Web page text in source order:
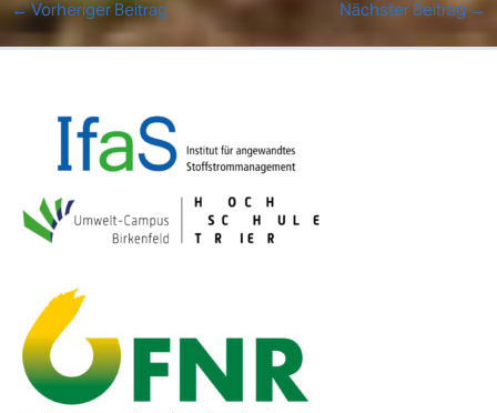
←Vorheriger Beitrag Nächster Beitrag→